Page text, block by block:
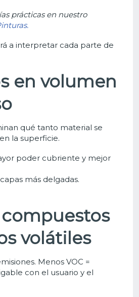
prácticas en nuestro
a interpretar cada parte de
en volumen
qué tanto material se
la superficie.
poder cubriente y mejor
más delgadas.
compuestos
volátiles
Menos VOC =
con el usuario y el